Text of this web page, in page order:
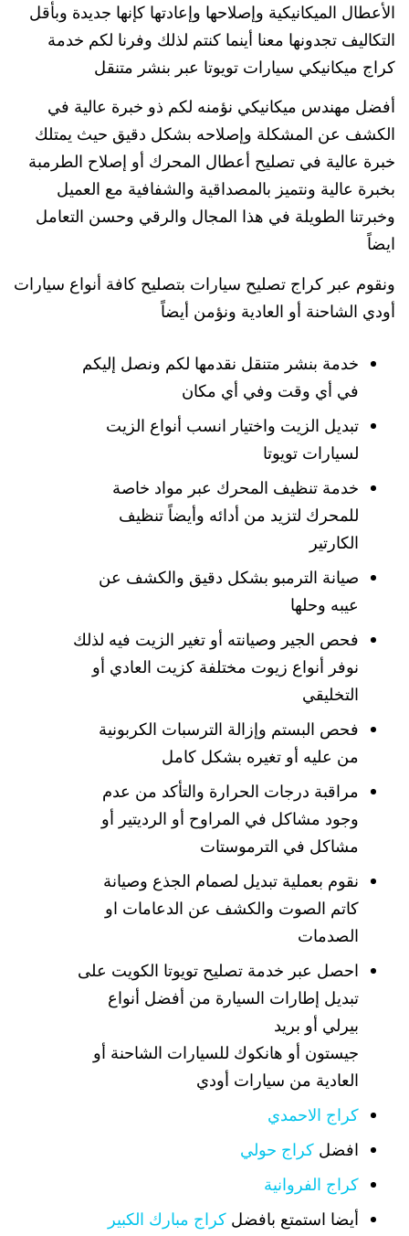
الأعطال الميكانيكية وإصلاحها وإعادتها كإنها جديدة وبأقل
التكاليف تجدونها معنا أينما كنتم لذلك وفرنا لكم خدمة
كراج ميكانيكي سيارات تويوتا عبر بنشر متنقل
أفضل مهندس ميكانيكي نؤمنه لكم ذو خبرة عالية في
الكشف عن المشكلة وإصلاحه بشكل دقيق حيث يمتلك
خبرة عالية في تصليح أعطال المحرك أو إصلاح الطرمبة
بخبرة عالية ونتميز بالمصداقية والشفافية مع العميل
وخبرتنا الطويلة في هذا المجال والرقي وحسن التعامل
ايضاً
ونقوم عبر كراج تصليح سيارات بتصليح كافة أنواع سيارات
أودي الشاحنة أو العادية ونؤمن أيضاً
خدمة بنشر متنقل نقدمها لكم ونصل إليكم
في أي وقت وفي أي مكان
تبديل الزيت واختيار انسب أنواع الزيت
لسيارات تويوتا
خدمة تنظيف المحرك عبر مواد خاصة
للمحرك لتزيد من أدائه وأيضاً تنظيف
الكارتير
صيانة الترمبو بشكل دقيق والكشف عن
عيبه وحلها
فحص الجير وصيانته أو تغير الزيت فيه لذلك
نوفر أنواع زيوت مختلفة كزيت العادي أو
التخليقي
فحص البستم وإزالة الترسبات الكربونية
من عليه أو تغيره بشكل كامل
مراقبة درجات الحرارة والتأكد من عدم
وجود مشاكل في المراوح أو الرديتير أو
مشاكل في الترموستات
نقوم بعملية تبديل لصمام الجذع وصيانة
كاتم الصوت والكشف عن الدعامات او
الصدمات
احصل عبر خدمة تصليح تويوتا الكويت على
تبديل إطارات السيارة من أفضل أنواع
بيرلي أو بريد
جيستون أو هانكوك للسيارات الشاحنة أو
العادية من سيارات أودي
كراج الاحمدي
افضل كراج حولي
كراج الفروانية
أيضا استمتع بافضل كراج مبارك الكبير